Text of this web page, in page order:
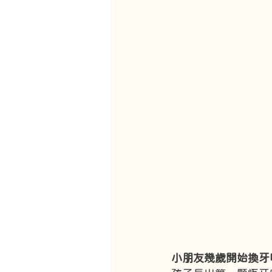
小朋友幾歲開始換牙